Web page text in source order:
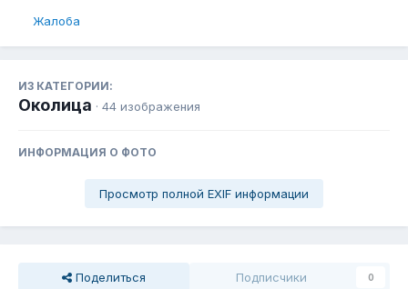
Жалоба
ИЗ КАТЕГОРИИ:
Околица · 44 изображения
ИНФОРМАЦИЯ О ФОТО
Просмотр полной EXIF информации
Поделиться Подписчики 0